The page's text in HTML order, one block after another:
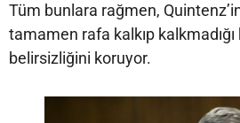
Tüm bunlara rağmen, Quintenz’in
tamamen rafa kalkıp
belirsizliğini koruyor.